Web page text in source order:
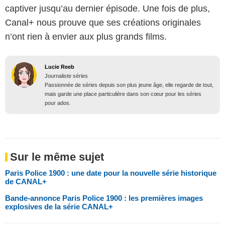
captiver jusqu’au dernier épisode. Une fois de plus,
Canal+ nous prouve que ses créations originales
n’ont rien à envier aux plus grands films.
Lucie Reeb
Journaliste séries
Passionnée de séries depuis son plus jeune âge, elle regarde de tout,
mais garde une place particulière dans son cœur pour les séries
pour ados.
Sur le même sujet
Paris Police 1900 : une date pour la nouvelle série historique
de CANAL+
Bande-annonce Paris Police 1900 : les premières images
explosives de la série CANAL+